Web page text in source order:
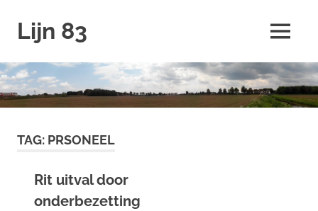
naar
inhoud
Lijn 83 MENU
TAG: PRSONEEL
Rit uitval door
onderbezetting